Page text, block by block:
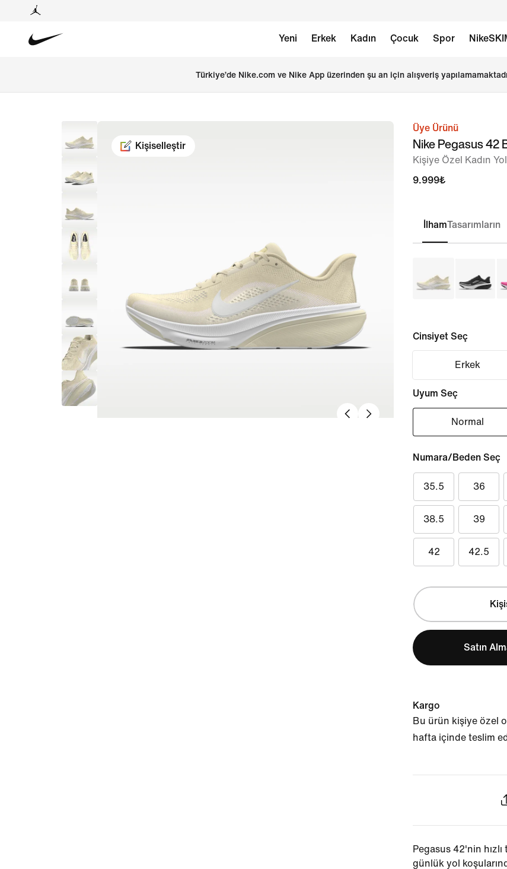
Yeni Erkek Kadın Çocuk Spor
Türkiye’de Nike.com ve Nike App üzerinden şu an için alışveriş
görsel
Kişiselleştir
Üye Ürünü
Nike Pegasus 42
Kişiye Özel Kadın
9.999₺
İlhamTasarımların
Cinsiyet Seç
Erkek
Uyum Seç
Normal
Numara/Beden Seç
35.5 36
38.5 39
42 42.5
Satın
Kargo
Bu ürün kişiye özel
hafta içinde teslim
Pegasus 42'nin hızlı
günlük yol